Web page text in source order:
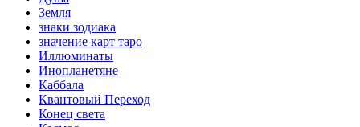
Земля
знаки зодиака
значение карт таро
Иллюминаты
Инопланетяне
Каббала
Квантовый Переход
Конец света